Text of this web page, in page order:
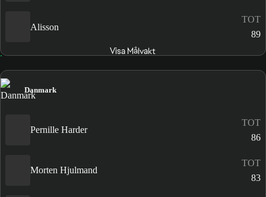
Alisson
TOT
89
Visa Målvakt
Danmark
Pernille Harder
TOT
86
Morten Hjulmand
TOT
83